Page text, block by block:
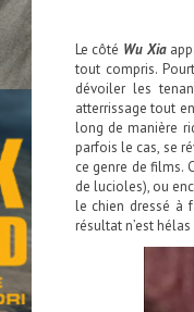
Le côté Wu Xia
tout compris.
dévoiler les
atterrissage tout
long de manière
parfois le cas, se
ce genre de films.
de lucioles), ou
le chien dressé à
résultat n’est